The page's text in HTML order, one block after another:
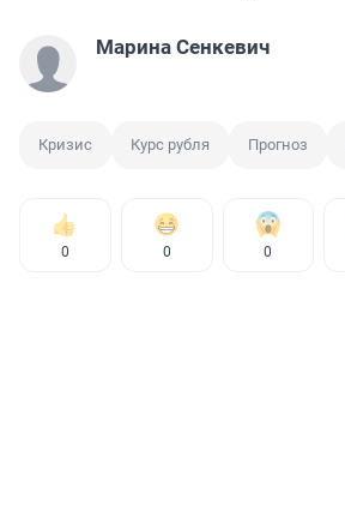
Марина Сенкевич
Кризис Курс рубля Прогноз
0 0 0